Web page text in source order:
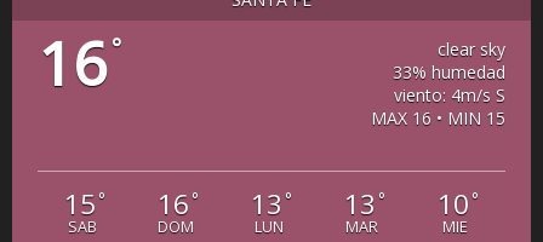
16°
clear sky
33% humedad
viento: 4m/s S
MAX 16 • MIN 15
15°
SAB
16°
DOM
13 °
LUN
13 °
MAR
10°
MIE